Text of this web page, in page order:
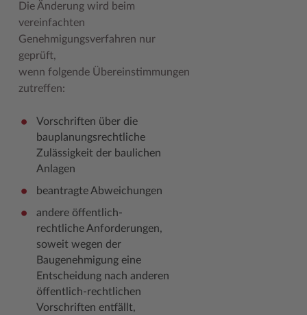
Karrieretag
Die Änderung wird beim
vereinfachten
Genehmigungsverfahren nur
geprüft,
wenn folgende Übereinstimmungen
zutreffen:
Vorschriften über die
bauplanungsrechtliche
Zulässigkeit der baulichen
Anlagen
beantragte Abweichungen
andere öffentlich-
rechtliche Anforderungen,
soweit wegen der
Baugenehmigung eine
Entscheidung nach anderen
öffentlich-rechtlichen
Vorschriften entfällt,